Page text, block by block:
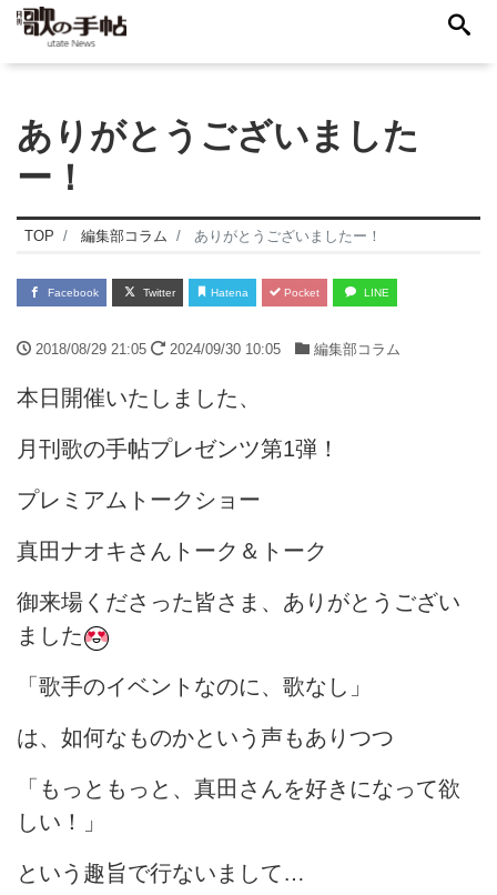
ありがとうございました
ー！
TOP 編集部コラム ありがとうございましたー！
Facebook Twitter Hatena Pocket LINE
2018/08/29 21:05 2024/09/30 10:05 編集部コラム
本日開催いたしました、
月刊歌の手帖プレゼンツ第1弾！
プレミアムトークショー
真田ナオキさんトーク＆トーク
御来場くださった皆さま、ありがとうござい
ました
「歌手のイベントなのに、歌なし」
は、如何なものかという声もありつつ
「もっともっと、真田さんを好きになって欲
しい！」
という趣旨で行ないまして…